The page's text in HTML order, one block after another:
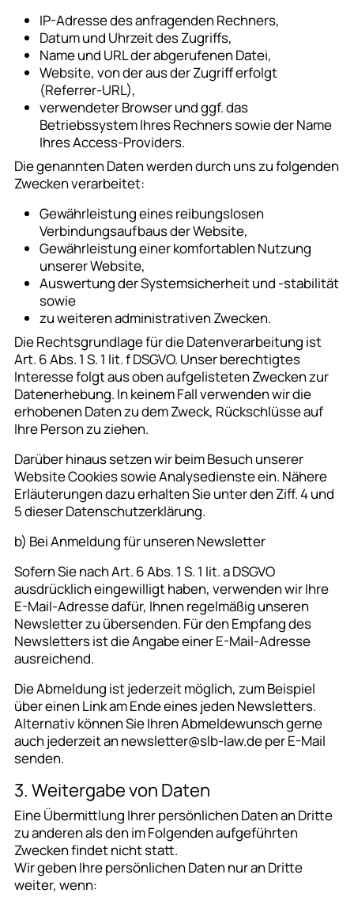
IP-Adresse des anfragenden Rechners,
Datum und Uhrzeit des Zugriffs,
Name und URL der abgerufenen Datei,
Website, von der aus der Zugriff erfolgt
(Referrer-URL),
verwendeter Browser und ggf. das
Betriebssystem Ihres Rechners sowie der Name
Ihres Access-Providers.
Die genannten Daten werden durch uns zu folgenden
Zwecken verarbeitet:
Gewährleistung eines reibungslosen
Verbindungsaufbaus der Website,
Gewährleistung einer komfortablen Nutzung
unserer Website,
Auswertung der Systemsicherheit und -stabilität
sowie
zu weiteren administrativen Zwecken.
Die Rechtsgrundlage für die Datenverarbeitung ist
Art. 6 Abs. 1 S. 1 lit. f DSGVO. Unser berechtigtes
Interesse folgt aus oben aufgelisteten Zwecken zur
Datenerhebung. In keinem Fall verwenden wir die
erhobenen Daten zu dem Zweck, Rückschlüsse auf
Ihre Person zu ziehen.
Darüber hinaus setzen wir beim Besuch unserer
Website Cookies sowie Analysedienste ein. Nähere
Erläuterungen dazu erhalten Sie unter den Ziff. 4 und
5 dieser Datenschutzerklärung.
b) Bei Anmeldung für unseren Newsletter
Sofern Sie nach Art. 6 Abs. 1 S. 1 lit. a DSGVO
ausdrücklich eingewilligt haben, verwenden wir Ihre
E-Mail-Adresse dafür, Ihnen regelmäßig unseren
Newsletter zu übersenden. Für den Empfang des
Newsletters ist die Angabe einer E-Mail-Adresse
ausreichend.
Die Abmeldung ist jederzeit möglich, zum Beispiel
über einen Link am Ende eines jeden Newsletters.
Alternativ können Sie Ihren Abmeldewunsch gerne
auch jederzeit an newsletter@slb-law.de per E-Mail
senden.
3. Weitergabe von Daten
Eine Übermittlung Ihrer persönlichen Daten an Dritte
zu anderen als den im Folgenden aufgeführten
Zwecken findet nicht statt.
Wir geben Ihre persönlichen Daten nur an Dritte
weiter, wenn: